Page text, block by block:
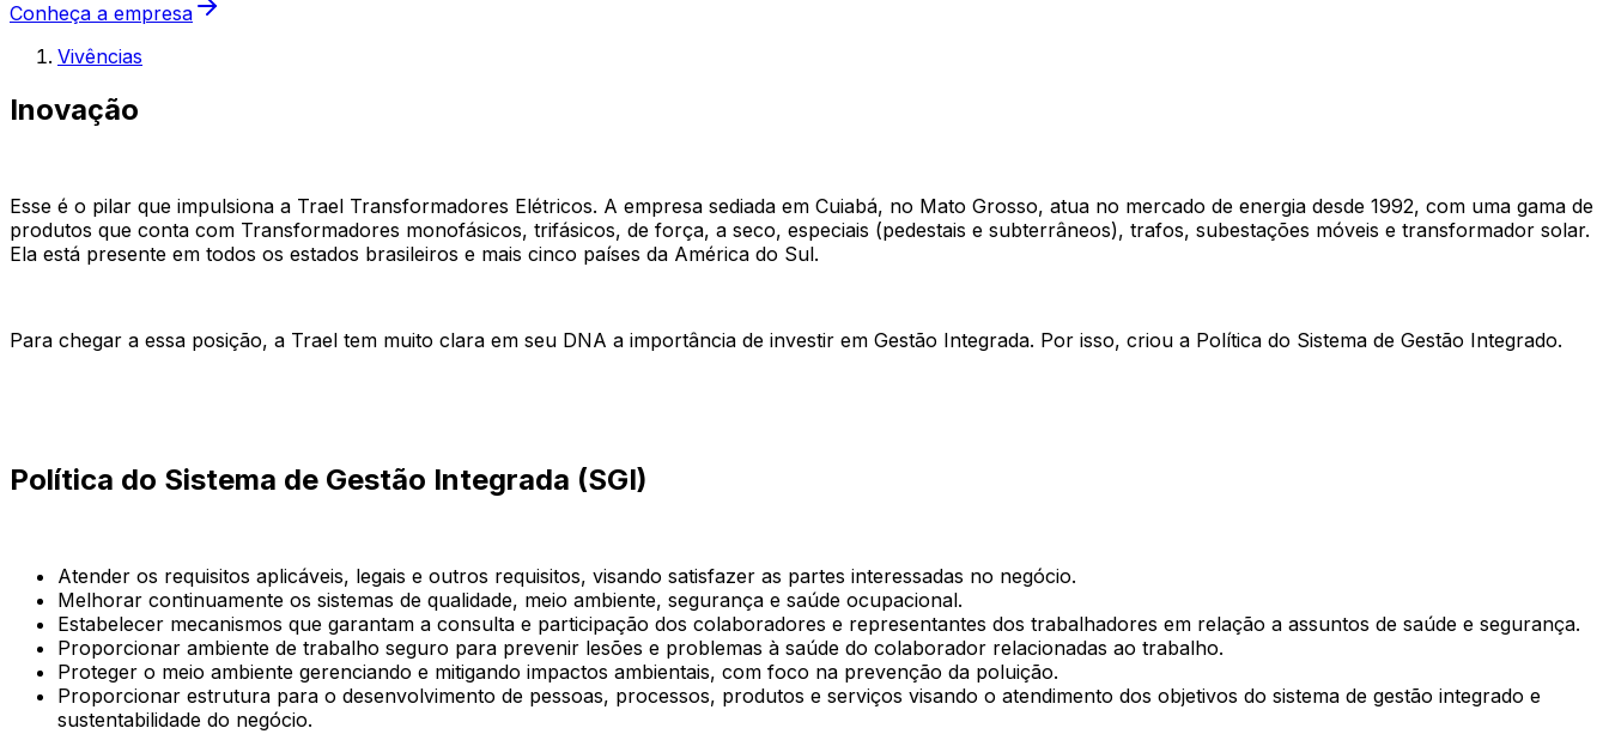
Conheça a empresa
Vivências
Inovação
Esse é o pilar que impulsiona a Trael Transformadores Elétricos. A empresa sediada em Cuiabá, no Mato Grosso, atua no mercado de energia desde 1992, com uma gama de
produtos que conta com Transformadores monofásicos, trifásicos, de força, a seco, especiais (pedestais e subterrâneos), trafos, subestações móveis e transformador solar.
Ela está presente em todos os estados brasileiros e mais cinco países da América do Sul.
Para chegar a essa posição, a Trael tem muito clara em seu DNA a importância de investir em Gestão Integrada. Por isso, criou a Política do Sistema de Gestão Integrado.
Política do Sistema de Gestão Integrada (SGI)
Atender os requisitos aplicáveis, legais e outros requisitos, visando satisfazer as partes interessadas no negócio.
Melhorar continuamente os sistemas de qualidade, meio ambiente, segurança e saúde ocupacional.
Estabelecer mecanismos que garantam a consulta e participação dos colaboradores e representantes dos trabalhadores em relação a assuntos de saúde e segurança.
Proporcionar ambiente de trabalho seguro para prevenir lesões e problemas à saúde do colaborador relacionadas ao trabalho.
Proteger o meio ambiente gerenciando e mitigando impactos ambientais, com foco na prevenção da poluição.
Proporcionar estrutura para o desenvolvimento de pessoas, processos, produtos e serviços visando o atendimento dos objetivos do sistema de gestão integrado e
sustentabilidade do negócio.